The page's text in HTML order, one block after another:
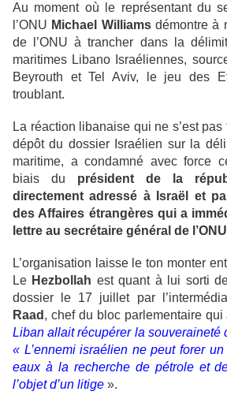
Au moment où le représentant du
l’ONU Michael Williamsdémontre à
de l’ONU à trancher dans la
maritimes Libano Israéliennes,
Beyrouth et Tel Aviv, le jeu des
troublant.
La réaction libanaise qui ne s’est
dépôt du dossier Israélien sur la
maritime, a condamné avec force
biais du président de la
directement adressé à Israël et
des Affaires étrangères qui a
lettre au secrétaire général de l’ONU
L’organisation laisse le ton monter
Le Hezbollah est quant à lui sorti
dossier le 17 juillet par
Raad , chef du bloc parlementaire
Liban allait récupérer la souveraineté
« L’ennemi israélien ne peut forer
eaux à la recherche de pétrole et
l’objet d’un litige ».